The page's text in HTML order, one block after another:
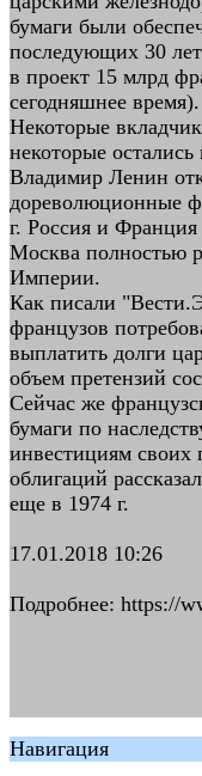
бумаги были
последующих 30
в проект 15 млрд
сегодняшнее время).
Некоторые
некоторые
Владимир Ленин
дореволюционные
г. Россия и
Москва полностью
Империи.
Как писали
французов
выплатить долги
объем претензий
Сейчас же
бумаги по
инвестициям своих
облигаций
еще в 1974 г.
17.01.2018 10:26
Подробнее: https://
Навигация